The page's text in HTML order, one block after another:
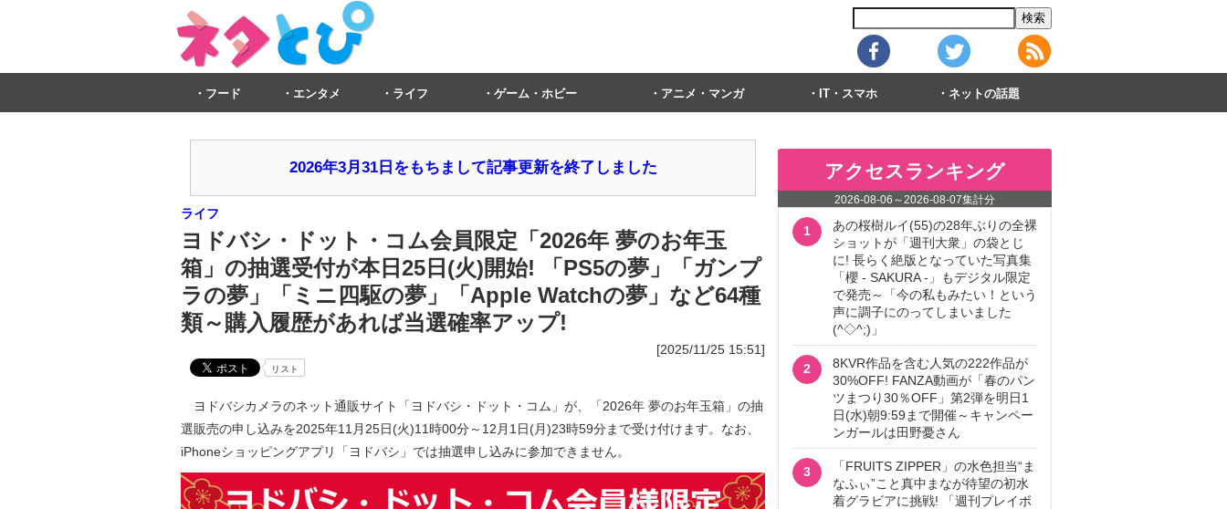
フード エンタメ ライフ ゲーム・ホビー アニメ・マンガ IT・スマホ ネットの話題
2026年3月31日をもちまして記事更新を終了しました
ライフ
ヨドバシ・ドット・コム会員限定「2026年 夢のお年玉
箱」の抽選受付が本日25日(火)開始! 「PS5の夢」「ガンプ
ラの夢」「ミニ四駆の夢」「Apple Watchの夢」など64種
類～購入履歴があれば当選確率アップ!
[2025/11/25 15:51]
リスト
ヨドバシカメラのネット通販サイト「ヨドバシ・ドット・コム」が、「2026年 夢のお年玉箱」の抽
選販売の申し込みを2025年11月25日(火)11時00分～12月1日(月)23時59分まで受け付けます。なお、
iPhoneショッピングアプリ「ヨドバシ」では抽選申し込みに参加できません。
アクセスランキング
2026-08-06 ～2026-08-07集計分
1
あの桜樹ルイ(55)の28年ぶりの全裸
ショットが「週刊大衆」の袋とじ
に! 長らく絶版となっていた写真集
「櫻 - SAKURA -」もデジタル限定
で発売～「今の私もみたい！という
声に調子にのってしまいました
(^◇^;)」
2
8KVR作品を含む人気の222作品が
30%OFF! FANZA動画が「春のパン
ツまつり30％OFF」第2弾を明日1
日(水)朝9:59まで開催～キャンペー
ンガールは田野憂さん
3
「FRUITS ZIPPER」の水色担当“ま
なふぃ”こと真中まなが待望の初水
着グラビアに挑戦! 「週刊プレイボ